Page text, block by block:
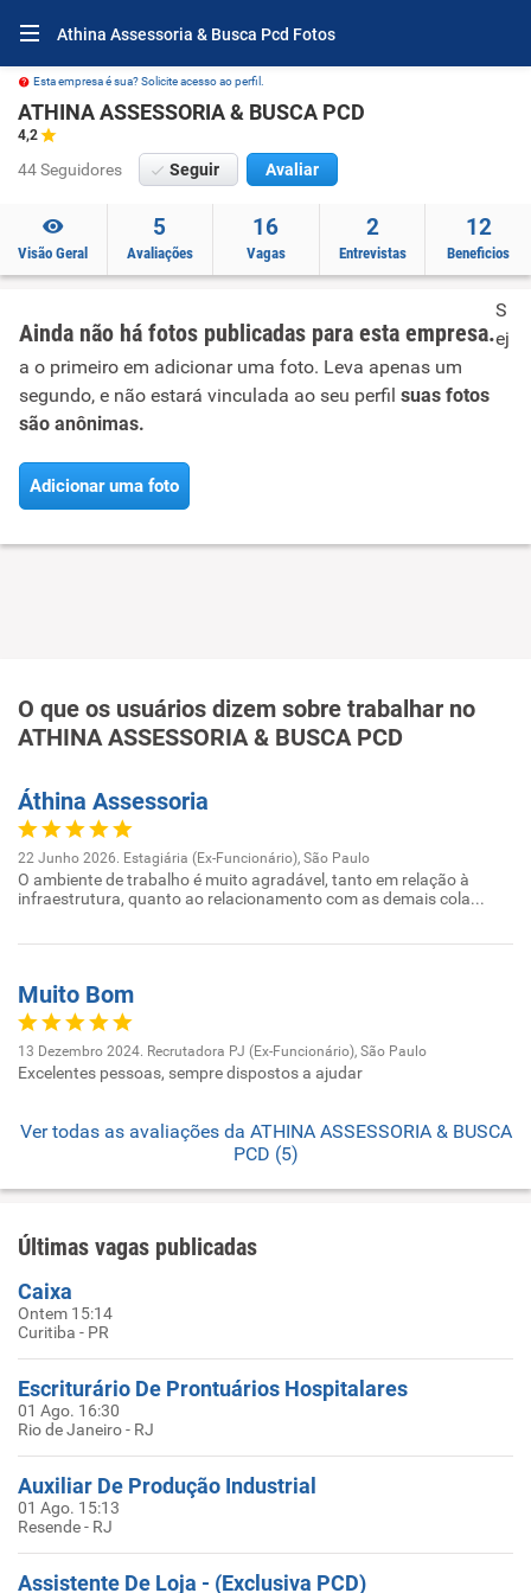
Athina Assessoria & Busca Pcd Fotos
Esta empresa é sua? Solicite acesso ao perfil.
ATHINA ASSESSORIA & BUSCA PCD
4,2
44 Seguidores Seguir Avaliar
Visão Geral
5
Avaliações
16
Vagas
2
Entrevistas
12
Beneficios
Ainda não há fotos publicadas para esta empresa.
S
ej
a o primeiro em adicionar uma foto. Leva apenas um
segundo, e não estará vinculada ao seu perfil suas fotos
são anônimas.
Adicionar uma foto
O que os usuários dizem sobre trabalhar no
ATHINA ASSESSORIA & BUSCA PCD
Áthina Assessoria
22 Junho 2026. Estagiária (Ex-Funcionário), São Paulo
O ambiente de trabalho é muito agradável, tanto em relação à
infraestrutura, quanto ao relacionamento com as demais cola...
Muito Bom
13 Dezembro 2024. Recrutadora PJ (Ex-Funcionário), São Paulo
Excelentes pessoas, sempre dispostos a ajudar
Ver todas as avaliações da ATHINA ASSESSORIA & BUSCA
PCD (5)
Últimas vagas publicadas
Caixa
Ontem 15:14
Curitiba - PR
Escriturário De Prontuários Hospitalares
01 Ago. 16:30
Rio de Janeiro - RJ
Auxiliar De Produção Industrial
01 Ago. 15:13
Resende - RJ
Assistente De Loja - (Exclusiva PCD)